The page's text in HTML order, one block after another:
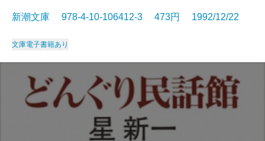
新潮文庫 978-4-10-106412-3 473円 1992/12/22
文庫電子書籍あり